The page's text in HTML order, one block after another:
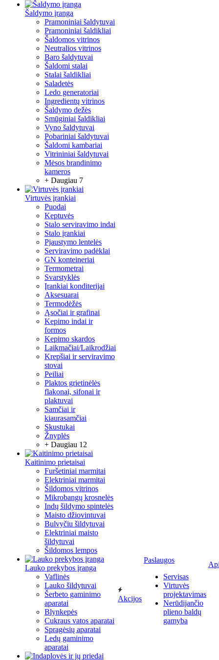
Šaldymo įranga
Pramoniniai šaldytuvai
Pramoniniai šaldikliai
Šaldomos vitrinos
Neutralios vitrinos
Baro šaldytuvai
Šaldomi stalai
Stalai šaldikliai
Saladetės
Ledo generatoriai
Ingredientų vitrinos
Šaldymo dežės
Smūginiai šaldikliai
Vyno šaldytuvai
Pobariniai šaldytuvai
Šaldomi kambariai
Vitrininiai šaldytuvai
Mėsos brandinimo
kameros
+ Daugiau 7
Virtuvės įrankiai
Puodai
Keptuvės
Stalo serviravimo indai
Stalo įrankiai
Pjaustymo lentelės
Serviravimo padėklai
GN konteineriai
Termometrai
Svarstyklės
Įrankiai konditerijai
Aksesuarai
Termodėžės
Ąsočiai ir grafinai
Kepimo indai ir
formos
Kepimo skardos
Laikmačiai/Laikrodžiai
Krepšiai ir serviravimo
stovai
Peiliai
Plaktos grietinėlės
flakonai, sifonai ir
plaktuvai
Samčiai ir
kiaurasamčiai
Skustukai
Žnyplės
+ Daugiau 12
Kaitinimo prietaisai
Furšetiniai marmitai
Elektriniai marmitai
Šildomos vitrinos
Mikrobangų krosnelės
Indų šildymo spintelės
Maisto džiovintuvai
Bulvyčiu šildytuvai
Elektriniai maisto
šildytuvai
Šildomos lempos
Lauko prekybos įranga
Vaflinės
Lauko šildytuvai
Šerbeto gaminimo
aparatai
Blynkepės
Cukraus vatos aparatai
Spragėsių aparatai
Ledų gaminimo
aparatai
Akcijos
Paslaugos
Servisas
Virtuvės
projektavimas
Nerūdijančio
plieno baldų
gamyba